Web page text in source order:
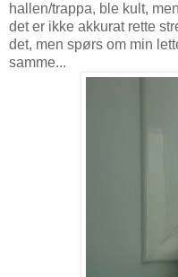
hallen/trappa, ble kult,
det er ikke akkurat rette
det, men spørs om min
samme...